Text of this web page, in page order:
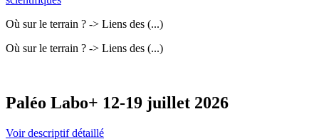
Où sur le terrain ? -> Liens des (...)
Où sur le terrain ? -> Liens des (...)
Paléo Labo+ 12-19 juillet 2026
Voir descriptif détaillé